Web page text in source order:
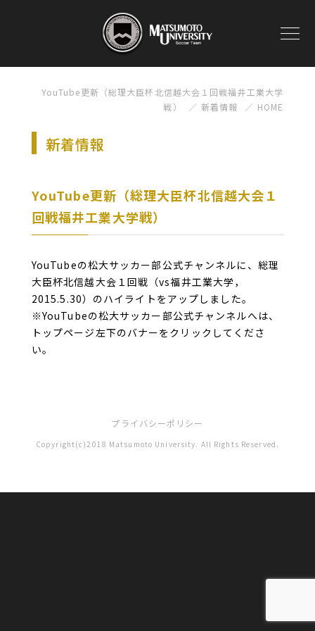
YouTube更新（総理大臣杯北信越大会１回戦福井工業大学
戦）
新着情報 HOME
新着情報
YouTube更新（総理大臣杯北信越大会１
回戦福井工業大学戦）
YouTubeの松大サッカー部公式チャンネルに、総理
大臣杯北信越大会１回戦（vs福井工業大学，
2015.5.30）のハイライトをアップしました。
※YouTubeの松大サッカー部公式チャンネルへは、
トップページ左下のバナーをクリックしてくださ
い。
プライバシーポリシー
Copyright(c)2018 Matsumoto University. All Rights Reserved.